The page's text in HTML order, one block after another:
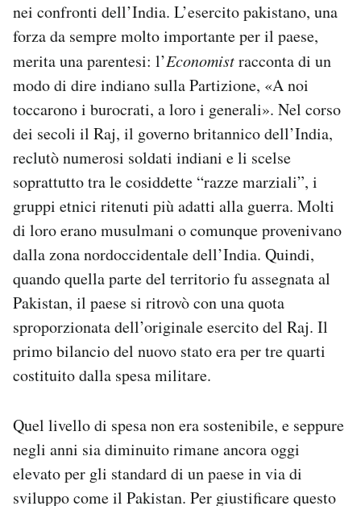
nei confronti dell’India. L’esercito pakistano, una
forza da sempre molto importante per il paese,
merita una parentesi: l’Economistracconta di un
modo di dire indiano sulla Partizione, «A noi
toccarono i burocrati, a loro i generali». Nel corso
dei secoli il Raj, il governo britannico dell’India,
reclutò numerosi soldati indiani e li scelse
soprattutto tra le cosiddette “razze marziali”, i
gruppi etnici ritenuti più adatti alla guerra. Molti
di loro erano musulmani o comunque provenivano
dalla zona nordoccidentale dell’India. Quindi,
quando quella parte del territorio fu assegnata al
Pakistan, il paese si ritrovò con una quota
sproporzionata dell’originale esercito del Raj. Il
primo bilancio del nuovo stato era per tre quarti
costituito dalla spesa militare.
Quel livello di spesa non era sostenibile, e seppure
negli anni sia diminuito rimane ancora oggi
elevato per gli standard di un paese in via di
sviluppo come il Pakistan. Per giustificare questo